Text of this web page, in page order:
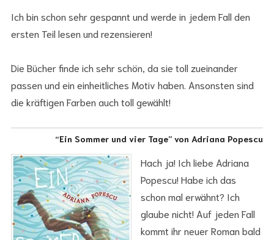
Ich bin schon sehr gespannt und werde in jedem Fall den
ersten Teil lesen und rezensieren!
Die Bücher finde ich sehr schön, da sie toll zueinander
passen und ein einheitliches Motiv haben. Ansonsten sind
die kräftigen Farben auch toll gewählt!
“Ein Sommer und vier Tage” von Adriana Popescu
Hach ja! Ich liebe Adriana
Popescu! Habe ich das
schon mal erwähnt? Ich
glaube nicht! Auf jeden Fall
kommt ihr neuer Roman bald